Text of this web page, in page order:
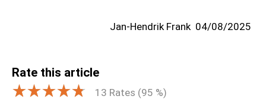
Jan-Hendrik Frank 04/08/2025
Rate this article
13 Rates (95 %)